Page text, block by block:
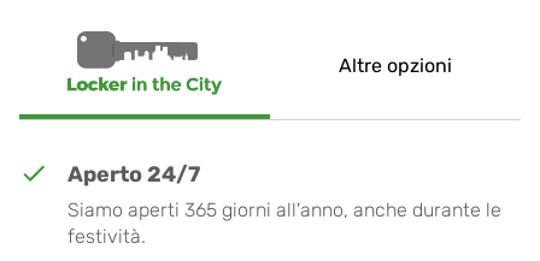
Altre opzioni
Aperto 24/7
Siamo aperti 365 giorni all'anno, anche durante le
festività.